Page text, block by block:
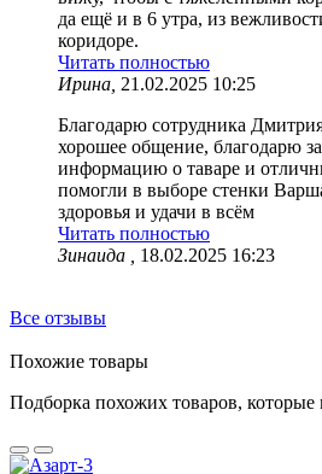
да ещё и в 6 утра, из
коридоре.
Читать полностью
Ирина, 21.02.2025 10:25
Благодарю сотрудника
хорошее общение, благодарю
информацию о таваре и
помогли в выборе стенки
здоровья и удачи в всём
Читать полностью
Зинаида ,
18.02.2025 16:23
Все отзывы
Похожие товары
Подборка похожих товаров, которые